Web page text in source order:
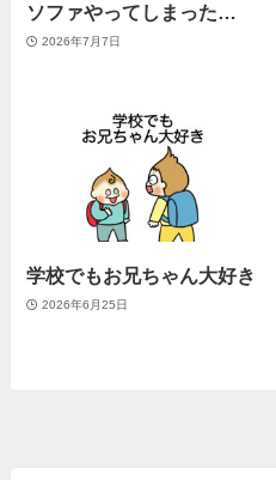
ソファやってしまった…
2026年7月7日
学校でもお兄ちゃん大好き
2026年6月25日